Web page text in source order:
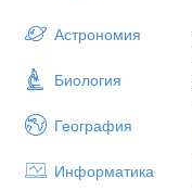
Астрономия
Биология
География
Информатика